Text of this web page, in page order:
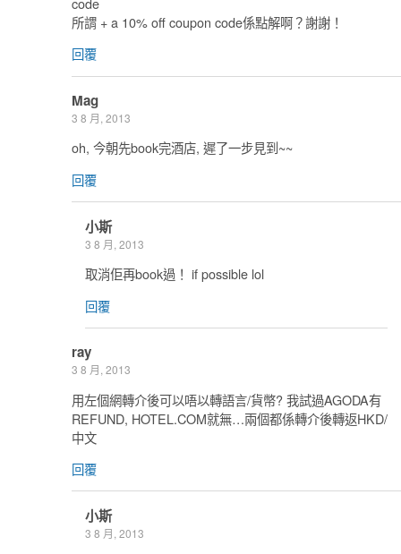
所謂 + a 10% off coupon code係點解啊？謝謝！
回覆
Mag
3 8 月, 2013
oh, 今朝先book完酒店, 遲了一步見到~~
回覆
小斯
3 8 月, 2013
取消佢再book過！ if possible lol
回覆
ray
3 8 月, 2013
用左個網轉介後可以唔以轉語言/貨幣? 我試過AGODA有
REFUND, HOTEL.COM就無…兩個都係轉介後轉返HKD/
中文
回覆
小斯
3 8 月, 2013